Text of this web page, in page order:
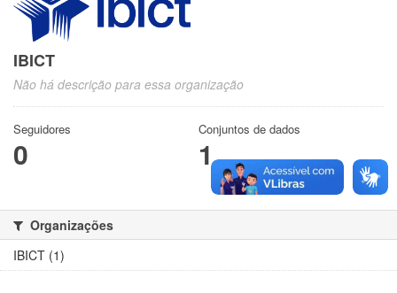
IBICT
Não há descrição para essa organização
Seguidores
0
Conjuntos de dados
1
Organizações
IBICT (1)